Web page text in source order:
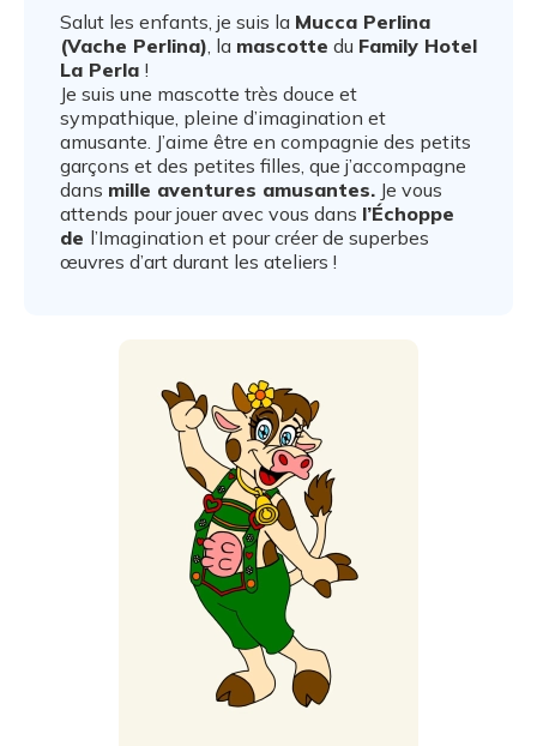
Salut les enfants, je suis la Mucca Perlina
(Vache Perlina) , la mascotte du Family Hotel
La Perla !
Je suis une mascotte très douce et
sympathique, pleine d’imagination et
amusante. J’aime être en compagnie des petits
garçons et des petites filles, que j’accompagne
dans mille aventures amusantes. Je vous
attends pour jouer avec vous dans l’Échoppe
de l’Imagination et pour créer de superbes
œuvres d’art durant les ateliers !